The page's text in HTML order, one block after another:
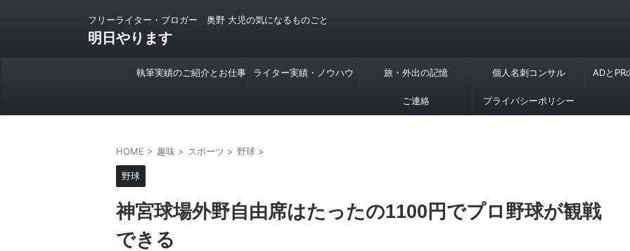
フリーライター・ブロガー 奥野 大児の気になるものごと
明日やります
執筆実績のご紹介とお仕事 ライター実績・ノウハウ 旅・外出の記憶 個人名刺コンサル ADとPR
ご連絡 プライバシーポリシー
HOME > 趣味 > スポーツ > 野球 >
野球
神宮球場外野自由席はたったの1100円でプロ野球が観戦
できる